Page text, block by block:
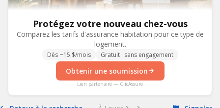
Protégez votre nouveau chez-vous
Comparez les tarifs d'assurance habitation pour ce type de
logement.
Dès ~15 $/mois Gratuit · sans engagement
Obtenir une soumission
Lien partenaire — ClicAssure